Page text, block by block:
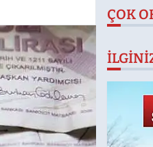
ÇOK